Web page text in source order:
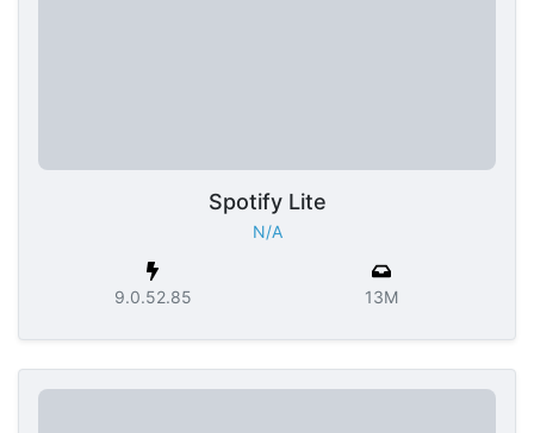
Spotify Lite
N/A
9.0.52.85 13M